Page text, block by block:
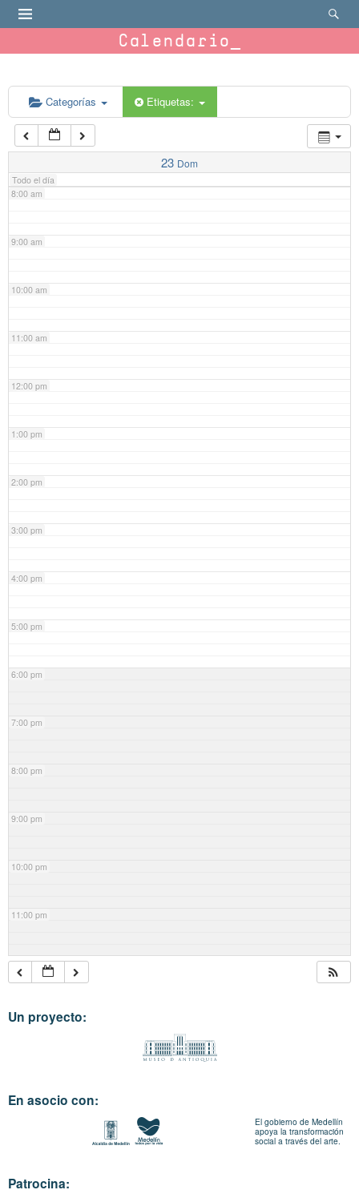
Calendario
Categorías Etiquetas:
23 Dom
Todo el día
6:00 am
7:00 am
8:00 am
9:00 am
10:00 am
11:00 am
12:00 pm
1:00 pm
2:00 pm
3:00 pm
4:00 pm
5:00 pm
6:00 pm
7:00 pm
8:00 pm
9:00 pm
10:00 pm
11:00 pm
Un proyecto:
En asocio con:
El gobierno de Medellín
apoya la transformación
social a través del arte.
Patrocina: